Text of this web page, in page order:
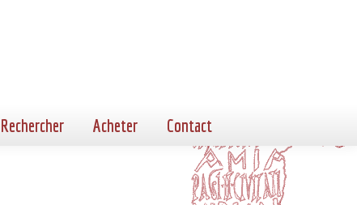
Rechercher Acheter Contact